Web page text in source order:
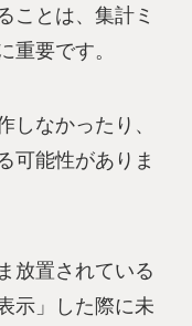
ことは、集計ミ
重要です。
しなかったり、
可能性がありま
放置されている
示」した際に未